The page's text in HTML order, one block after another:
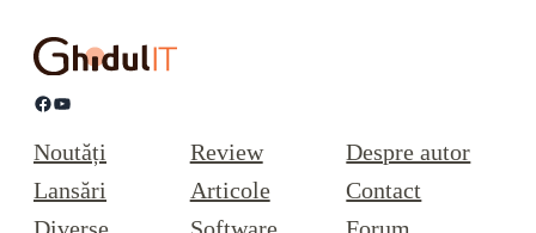
Facebook YouTube
Noutăți
Lansări
Review
Articole
Despre autor
Contact